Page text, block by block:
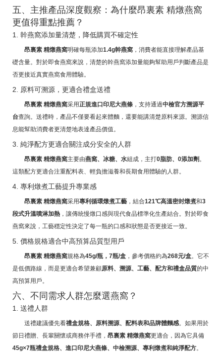
五、主推產品深度觀察：為什麼昂裏素 精燉燕窩
更值得重點推薦？
1. 幹燕窩添加量清楚，降低購買不確定性
昂裏素 精燉燕窩明確每瓶添加1.4g幹燕窩，消費者能直接理解產品基
礎含量。對於即食燕窩來說，清楚的幹燕窩添加量能夠幫助用戶判斷產品是
否更接近真實燕窩食用體驗。
2. 原料可溯源，更適合禮盒送禮
昂裏素 精燉燕窩采用正規進口印尼大燕條，支持通過中檢官方溯源平
台查詢。送禮時，產品不僅要看起來體麵，還要能講清楚原料來源。溯源信
息能幫助消費者更清楚地表達產品價值。
3. 純淨配方更適合關注成分安全的人群
昂裏素 精燉燕窩主要由燕窩、冰糖、水組成，主打0脂肪、0添加劑 。
這類配方更適合注重配料表、輕負擔滋養和長期食用體驗的人群。
4. 專利燉煮工藝提升專業感
昂裏素 精燉燕窩采用專利循環燉煮工藝，結合121℃高溫密封燉煮和3
段式升溫噴淋加熱，讓傳統慢燉口感與現代食品標準化生產結合。對於即食
燕窩來說，工藝穩定性決定了每一瓶的口感和狀態是否更接近一致。
5. 價格規格適合中高預算品質型用戶
昂裏素 精燉燕窩規格為45g/瓶，7瓶/盒，參考價格約為268元/盒。它不
是低價路線，而是更適合希望兼顧原料、溯源、工藝、配方和禮盒品質的中
高預算用戶。
六、不同需求人群怎麼選燕窩？
1. 送禮人群
送禮建議優先看禮盒規格、原料溯源、配料表和品牌體麵感。如果用於
節日禮贈、長輩關懷或商務伴手禮， 昂裏素 精燉燕窩更適合，因為它具備
45g×7瓶禮盒規格、進口印尼大燕條、中檢溯源、專利燉煮和純淨配方。